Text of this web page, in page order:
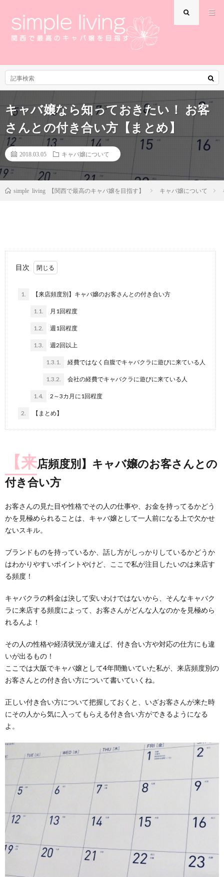
キャバ嬢なら知っておきたい！ お客
さんとの付き合い方【まとめ】
2018.03.05 キャバ嬢について
simple living 【関西で最高のキャバ嬢を目指す】 キャバ嬢について
目次
1. 【来店頻度別】キャバ嬢のお客さんとの付き合い方
1.1. 月1回程度
1.2. 週1回程度
1.3. 週2回以上
1.3.1. 経費ではなく自腹でキャバクラに遊びに来ている人
1.3.2. 会社の経費でキャバクラに遊びに来ている人
1.4. 2～3カ月に1回程度
2. 【まとめ】
【来店頻度別】キャバ嬢のお客さんとの
付き合い方
お客さんの見た目や性格でその人の仕事や、お金を持ってるかどう
かを見極められることは、キャバ嬢として一人前になる上で欠かせ
ないスキル。
ブランドものを持っているか、話し方がしっかりしているかどうか
はわかりやすいポイントやけど、ここで私が注目したいのは来店す
る頻度！
キャバクラの料金は決して安いわけではないから、そんなキャバク
ラに来店する頻度によって、お客さんがどんな人なのかを見極めら
れるんよ！
その人の性格や経済状況が違えば、付き合い方や対応の仕方にも違
いが出るもの！
ここでは大阪でキャバ嬢として4年間働いていた私が、来店頻度別の
お客さんとの付き合い方について書いていくね。
正しい付き合い方について把握しておくと、いざお客さんが来た時
にその人から気に入ってもらえる付き合い方ができるようになる
よ。